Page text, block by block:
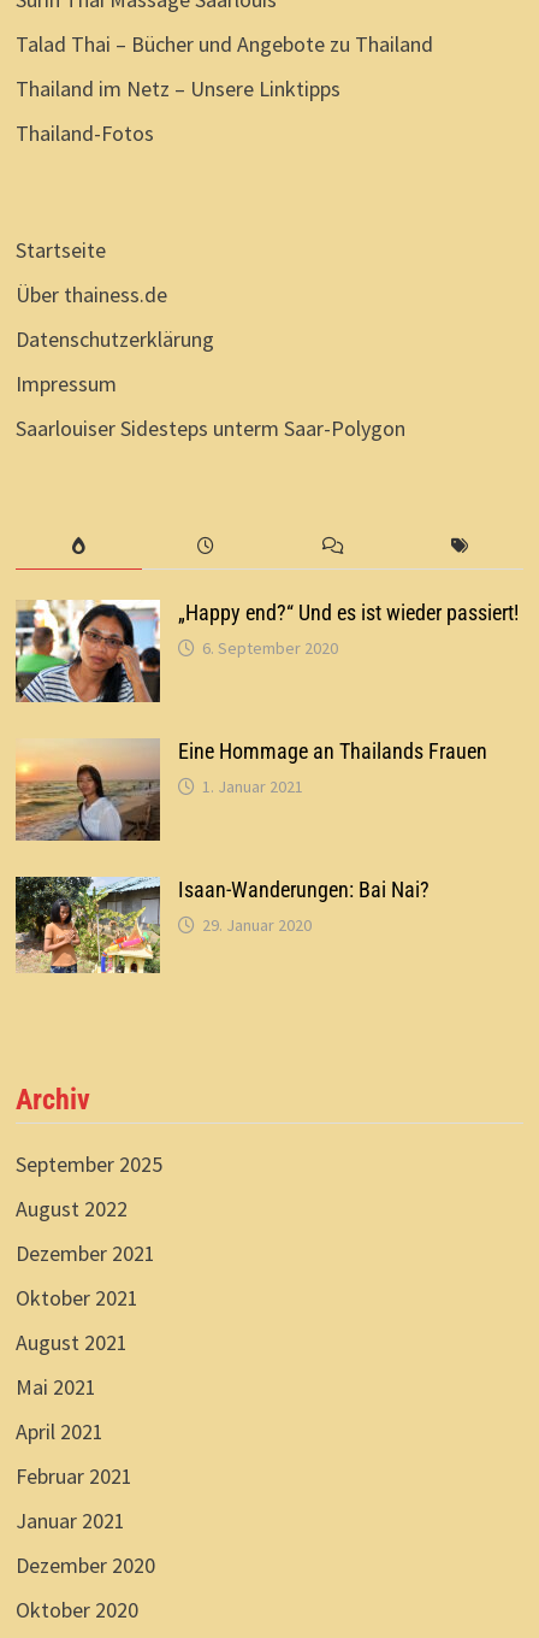
Talad Thai – Bücher und Angebote zu Thailand
Thailand im Netz – Unsere Linktipps
Thailand-Fotos
Startseite
Über thainess.de
Datenschutzerklärung
Impressum
Saarlouiser Sidesteps unterm Saar-Polygon
„Happy end?“ Und es ist wieder passiert!
6. September 2020
Eine Hommage an Thailands Frauen
1. Januar 2021
Isaan-Wanderungen: Bai Nai?
29. Januar 2020
Archiv
September 2025
August 2022
Dezember 2021
Oktober 2021
August 2021
Mai 2021
April 2021
Februar 2021
Januar 2021
Dezember 2020
Oktober 2020